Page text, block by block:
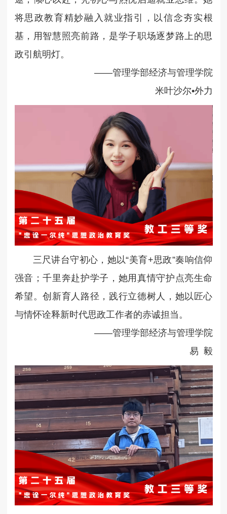
将思政教育精妙融入就业指引，以信念夯实根
基，用智慧照亮前路，是学子职场逐梦路上的思
政引航明灯。
——管理学部经济与管理学院
米叶沙尔•外力
三尺讲台守初心，她以“美育+思政”奏响信仰
强音；千里奔赴护学子，她用真情守护点亮生命
希望。创新育人路径，践行立德树人，她以匠心
与情怀诠释新时代思政工作者的赤诚担当。
——管理学部经济与管理学院
易 毅